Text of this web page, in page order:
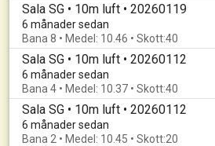
Sala SG • 10m luft • 20260119
6 månader sedan
Bana 8 • Medel: 10.46 • Skott:40
Sala SG • 10m luft • 20260112
6 månader sedan
Bana 4 • Medel: 10.37 • Skott:40
Sala SG • 10m luft • 20260112
6 månader sedan
Bana 2 • Medel: 10.45 • Skott:20